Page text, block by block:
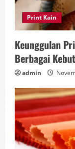
Print Kain
Keunggulan
Berbagai
admin